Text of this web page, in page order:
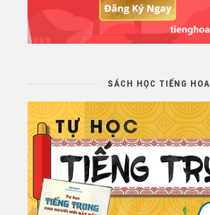
SÁCH HỌC TIẾNG HOA